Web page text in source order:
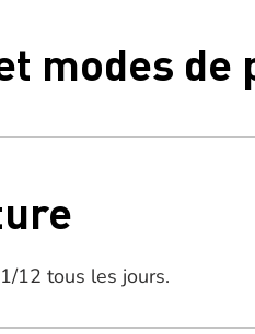
modes de
12 tous les jours.